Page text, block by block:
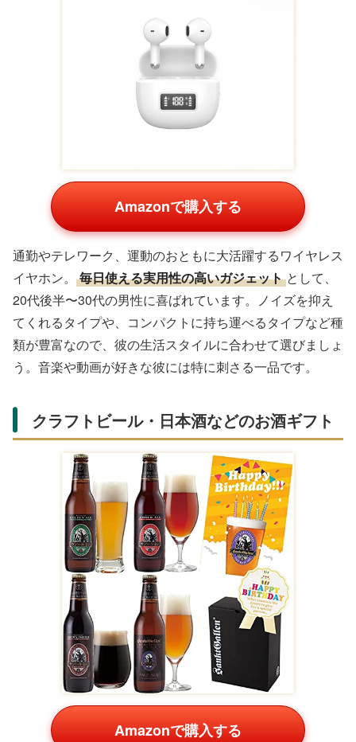
Amazonで購入する
通勤やテレワーク、運動のおともに大活躍するワイヤレス
イヤホン。
毎日使える実用性の高いガジェット として、
20代後半〜30代の男性に喜ばれています。ノイズを抑え
てくれるタイプや、コンパクトに持ち運べるタイプなど種
類が豊富なので、彼の生活スタイルに合わせて選びましょ
う。音楽や動画が好きな彼には特に刺さる一品です。
クラフトビール・日本酒などのお酒ギフト
Amazonで購入する